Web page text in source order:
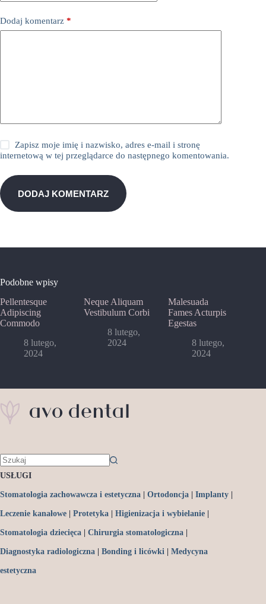
Dodaj komentarz *
Zapisz moje imię i nazwisko, adres e-mail i stronę
internetową w tej przeglądarce do następnego komentowania.
DODAJ KOMENTARZ
Podobne wpisy
Pellentesque
Adipiscing
Commodo
8 lutego,
2024
Neque Aliquam
Vestibulum Corbi
8 lutego,
2024
Malesuada
Fames Acturpis
Egestas
8 lutego,
2024
USŁUGI
Stomatologia zachowawcza i estetyczna Ortodoncja Implanty
Leczenie kanałowe Protetyka Higienizacja i wybielanie
Stomatologia dziecięca Chirurgia stomatologiczna
Diagnostyka radiologiczna Bonding i licówki Medycyna
estetyczna